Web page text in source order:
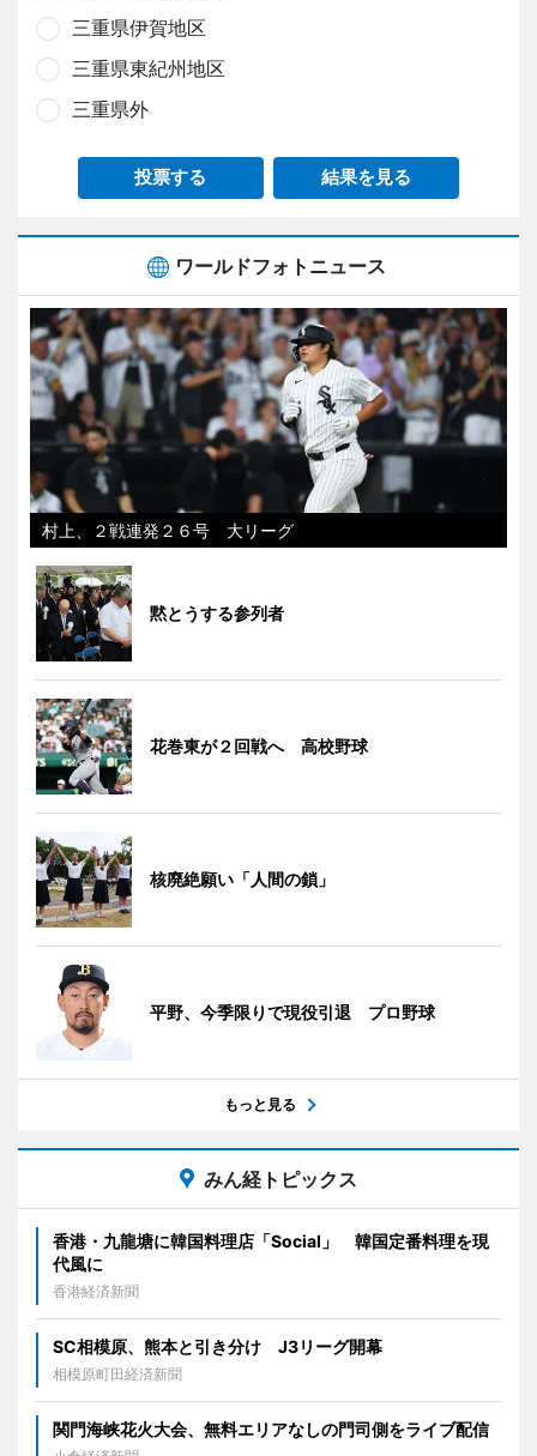
三重県伊賀地区
三重県東紀州地区
三重県外
投票する 結果を見る
ワールドフォトニュース
村上、２戦連発２６号 大リーグ
黙とうする参列者
花巻東が２回戦へ 高校野球
核廃絶願い「人間の鎖」
平野、今季限りで現役引退 プロ野球
もっと見る
みん経トピックス
香港・九龍塘に韓国料理店「Social」 韓国定番料理を現
代風に
香港経済新聞
SC相模原、熊本と引き分け J3リーグ開幕
相模原町田経済新聞
関門海峡花火大会、無料エリアなしの門司側をライブ配信